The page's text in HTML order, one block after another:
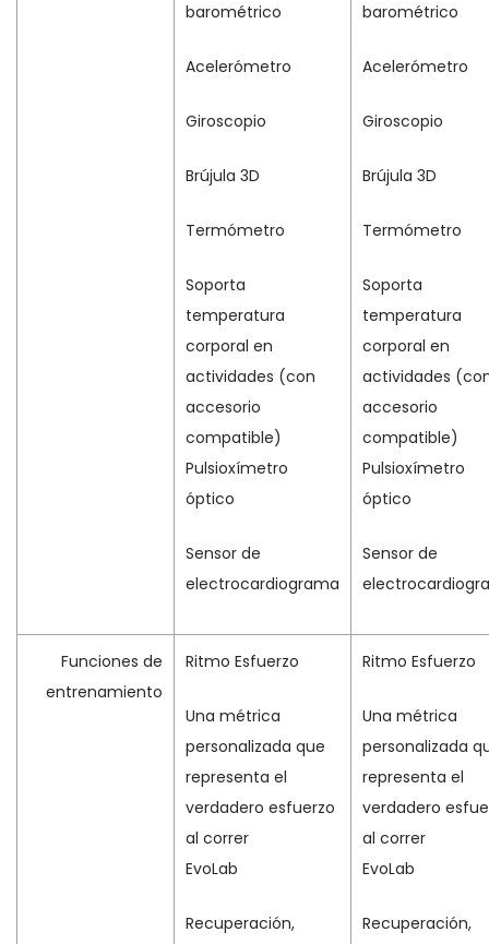
barométrico
Acelerómetro
Giroscopio
Brújula 3D
Termómetro
Soporta
temperatura
corporal en
actividades (con
accesorio
compatible)
Pulsioxímetro
óptico
Sensor de
electrocardiograma
barométrico
Acelerómetro
Giroscopio
Brújula 3D
Termómetro
Soporta
temperatura
corporal en
actividades
accesorio
compatible)
Pulsioxímetro
óptico
Sensor de
Funciones de
entrenamiento
Ritmo Esfuerzo
Una métrica
personalizada que
representa el
verdadero esfuerzo
al correr
EvoLab
Recuperación,
Ritmo Esfuerzo
Una métrica
personalizada
representa el
verdadero
al correr
EvoLab
Recuperación,